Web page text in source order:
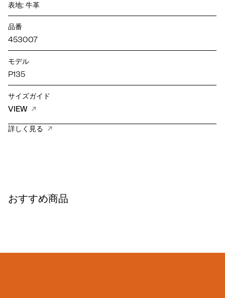
表地: 牛革
品番
453007
モデル
P135
サイズガイド
VIEW
詳しく見る
おすすめ商品